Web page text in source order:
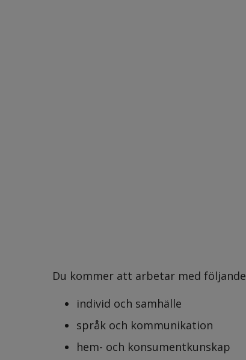
Du kommer att arbetar med följande
individ och samhälle
språk och kommunikation
hem- och konsumentkunskap